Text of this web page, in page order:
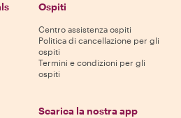
Ospiti
Centro assistenza ospiti
Politica di cancellazione per gli
ospiti
Termini e condizioni per gli
ospiti
Scarica la nostra app